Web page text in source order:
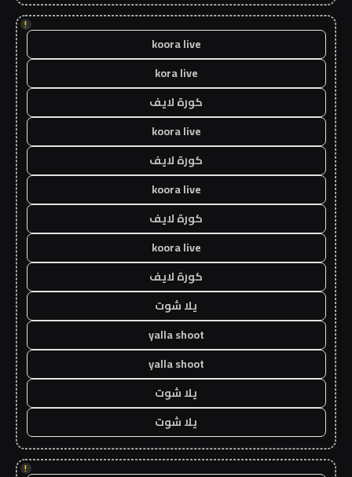
!
koora live
kora live
كورة لايف
koora live
كورة لايف
koora live
كورة لايف
koora live
كورة لايف
يلا شوت
yalla shoot
yalla shoot
يلا شوت
يلا شوت
!